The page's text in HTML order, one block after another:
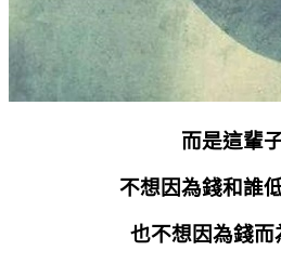
而是這輩
不想因為錢和誰
也不想因為錢而